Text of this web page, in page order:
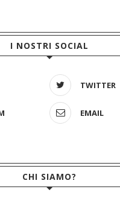
I NOSTRI SOCIAL
TWITTER
EMAIL
CHI SIAMO?